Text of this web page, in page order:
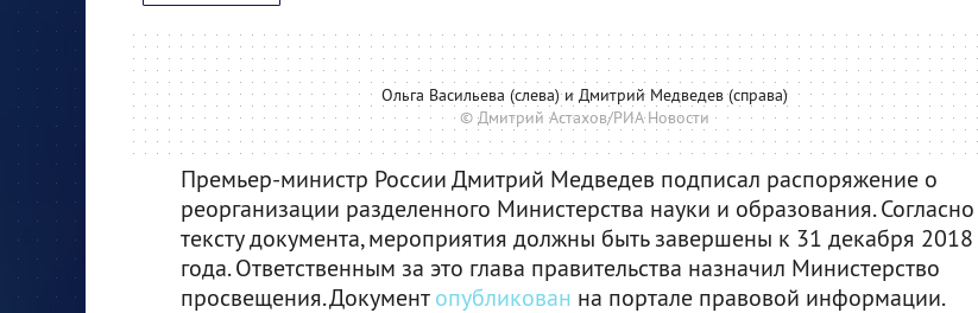
Ольга Васильева (слева) и Дмитрий Медведев (справа)
© Дмитрий Астахов/РИА Новости
Премьер-министр России Дмитрий Медведев подписал распоряжение о
реорганизации разделенного Министерства науки и образования. Согласно
тексту документа, мероприятия должны быть завершены к 31 декабря 2018
года. Ответственным за это глава правительства назначил Министерство
просвещения. Документ опубликован на портале правовой информации.